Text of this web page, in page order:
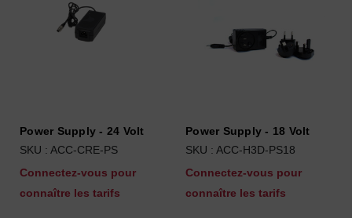
Power Supply - 24 Volt
SKU : ACC-CRE-PS
Connectez-vous pour
connaître les tarifs
Power Supply - 18 Volt
SKU : ACC-H3D-PS18
Connectez-vous pour
connaître les tarifs